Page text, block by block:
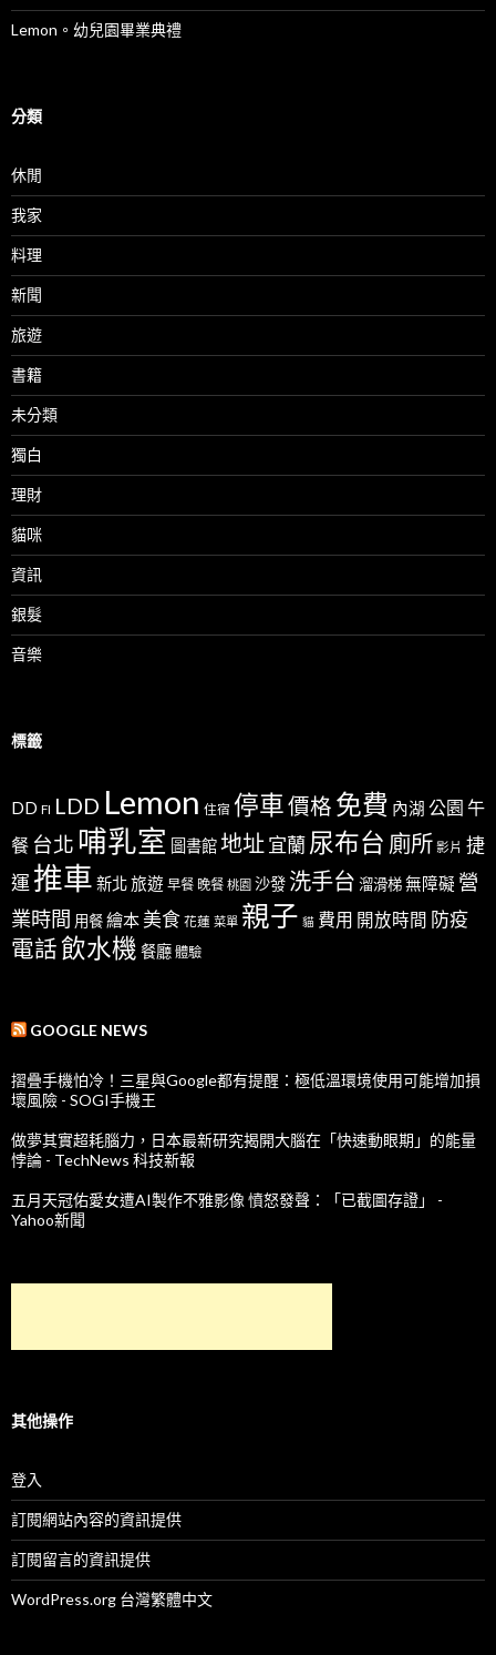
Lemon。幼兒園畢業典禮
分類
休閒
我家
料理
新聞
旅遊
書籍
未分類
獨白
理財
貓咪
資訊
銀髮
音樂
標籤
DD FI LDD Lemon 住宿 停車價格 免費 內湖 公園 午
餐 台北 哺乳室 圖書館地址宜蘭尿布台 廁所 影片 捷
運 推車 新北旅遊 早餐 晚餐 桃園 沙發 洗手台 溜滑梯無障礙 營
業時間 用餐繪本 美食 花蓮 菜單 親子 貓 費用 開放時間 防疫
電話飲水機 餐廳 體驗
GOOGLE NEWS
摺疊手機怕冷！三星與Google都有提醒：極低溫環境使用可能增加損
壞風險 - SOGI手機王
做夢其實超耗腦力，日本最新研究揭開大腦在「快速動眼期」的能量
悖論 - TechNews 科技新報
五月天冠佑愛女遭AI製作不雅影像 憤怒發聲：「已截圖存證」 -
Yahoo新聞
其他操作
登入
訂閱網站內容的資訊提供
訂閱留言的資訊提供
WordPress.org 台灣繁體中文